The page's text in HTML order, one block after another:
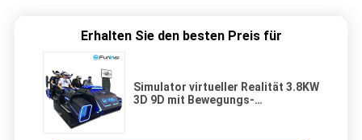
Erhalten Sie den besten Preis für
Simulator virtueller Realität 3.8KW
3D 9D mit Bewegungs-